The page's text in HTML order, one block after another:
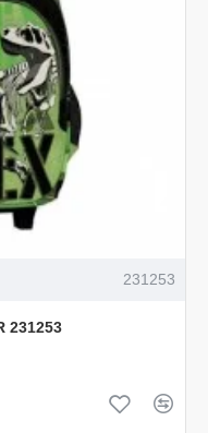
231253
231253